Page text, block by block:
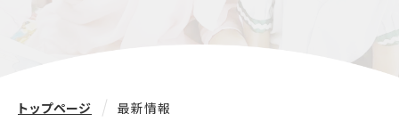
トップページ 最新情報